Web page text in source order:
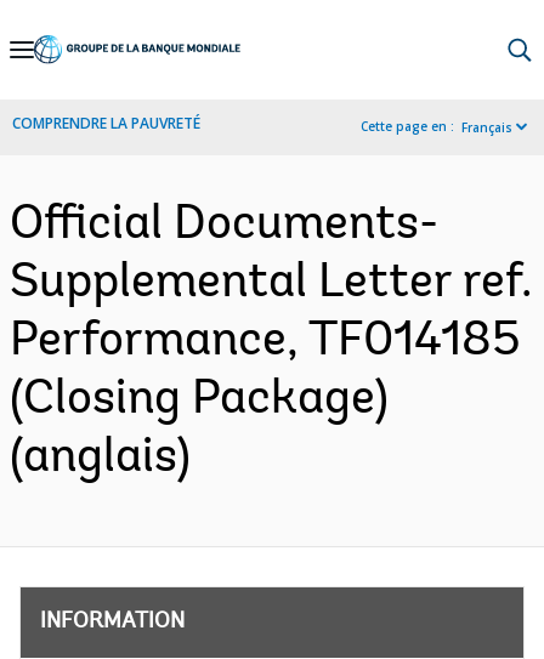
Skip
Navigation
COMPRENDRE LA PAUVRETÉ Cette page en : Français
Official Documents-
Supplemental Letter ref.
Performance, TF014185
(Closing Package)
(anglais)
INFORMATION